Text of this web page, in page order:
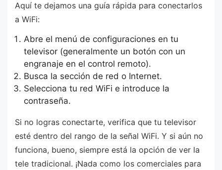
Aquí te dejamos una guía rápida para conectarlos
a WiFi:
Abre el menú de configuraciones en tu
televisor (generalmente un botón con un
engranaje en el control remoto).
Busca la sección de red o Internet.
Selecciona tu red WiFi e introduce la
contraseña.
Si no logras conectarte, verifica que tu televisor
esté dentro del rango de la señal WiFi. Y si aún no
funciona, bueno, siempre está la opción de ver la
tele tradicional. ¡Nada como los comerciales para